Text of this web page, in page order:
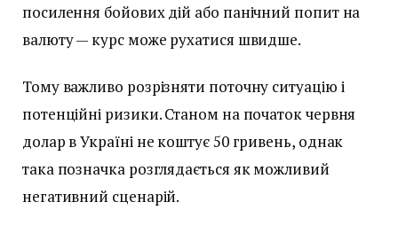
посилення бойових дій або панічний попит на
валюту — курс може рухатися швидше.
Тому важливо розрізняти поточну ситуацію і
потенційні ризики. Станом на початок червня
долар в Україні не коштує 50 гривень, однак
така позначка розглядається як можливий
негативний сценарій.